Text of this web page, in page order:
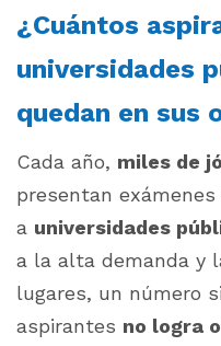
¿Cuántos
universidades
quedan en sus
Cada año, miles de
presentan
a universidades
a la alta demanda y
lugares, un número
aspirantes no logra